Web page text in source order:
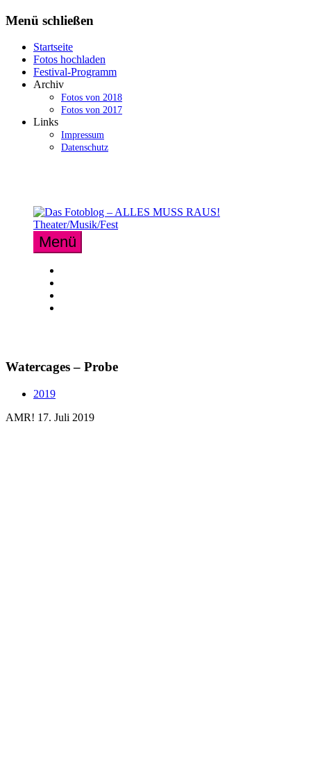
Zum
springen
Menü schließen
Startseite
Fotos hochladen
Festival-Programm
Archiv
Fotos von 2018
Fotos von 2017
Links
Impressum
Datenschutz
Menü
Watercages – Probe
2019
AMR! 17. Juli 2019